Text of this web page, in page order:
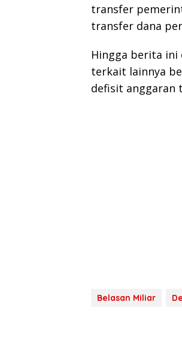
transfer
transfer dana
Hingga berita ini
terkait lainnya
defisit anggaran
Belasan Miliar